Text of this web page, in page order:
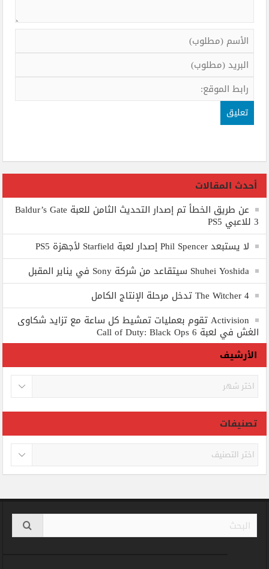
أحدث المقالات
عن طريق الخطأ تم إصدار التحديث الثامن للعبة Baldur’s Gate
3 للاعبي PS5
لا يستبعد Phil Spencer إصدار لعبة Starfield لأجهزة PS5
Shuhei Yoshida سيتقاعد من شركة Sony في يناير المقبل
The Witcher 4 تدخل مرحلة الإنتاج الكامل
Activision تقوم بعمليات تمشيط كل ساعة مع تزايد شكاوى
الغش في لعبة Call of Duty: Black Ops 6
الأرشيف
الأرشيف
تصنيفات
تصنيفات